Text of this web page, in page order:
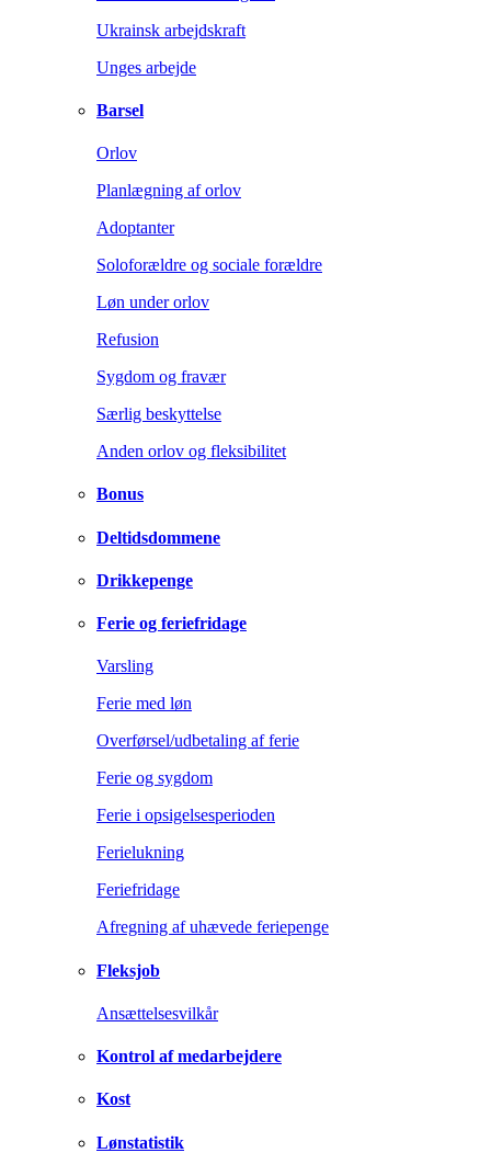
Ukrainsk arbejdskraft
Unges arbejde
Barsel
Orlov
Planlægning af orlov
Adoptanter
Soloforældre og sociale forældre
Løn under orlov
Refusion
Sygdom og fravær
Særlig beskyttelse
Anden orlov og fleksibilitet
Bonus
Deltidsdommene
Drikkepenge
Ferie og feriefridage
Varsling
Ferie med løn
Overførsel/udbetaling af ferie
Ferie og sygdom
Ferie i opsigelsesperioden
Ferielukning
Feriefridage
Afregning af uhævede feriepenge
Fleksjob
Ansættelsesvilkår
Kontrol af medarbejdere
Kost
Lønstatistik